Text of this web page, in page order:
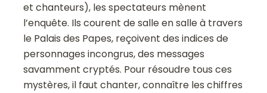
et chanteurs), les spectateurs mènent
l’enquête. Ils courent de salle en salle à travers
le Palais des Papes, reçoivent des indices de
personnages incongrus, des messages
savamment cryptés. Pour résoudre tous ces
mystères, il faut chanter, connaître les chiffres